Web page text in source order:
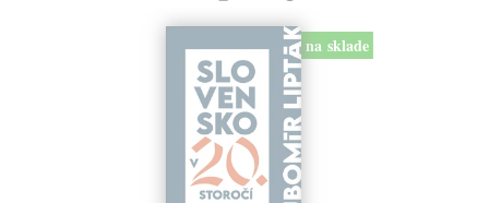
na sklade